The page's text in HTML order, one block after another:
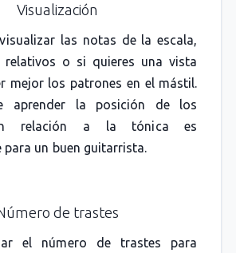
Visualización
las notas de la escala,
relativos o si quieres una vista
mejor los patrones en el mástil.
aprender la posición de los
relación a la tónica es
para un buen guitarrista.
de trastes
el número de trastes para